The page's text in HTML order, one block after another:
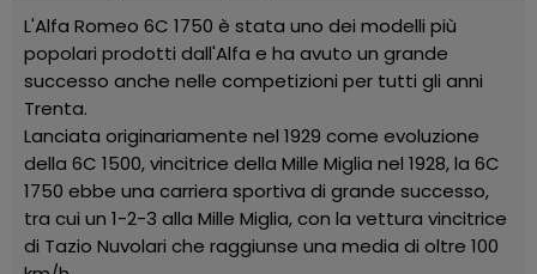
L'Alfa Romeo 6C 1750 è stata uno dei modelli più
popolari prodotti dall'Alfa e ha avuto un grande
successo anche nelle competizioni per tutti gli anni
Trenta.
Lanciata originariamente nel 1929 come evoluzione
della 6C 1500, vincitrice della Mille Miglia nel 1928, la 6C
1750 ebbe una carriera sportiva di grande successo,
tra cui un 1-2-3 alla Mille Miglia, con la vettura vincitrice
di Tazio Nuvolari che raggiunse una media di oltre 100